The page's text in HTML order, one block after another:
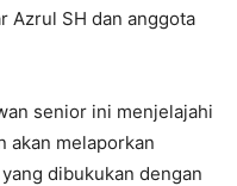
Azrul SH dan anggota
senior ini menjelajahi
akan melaporkan
dibukukan dengan